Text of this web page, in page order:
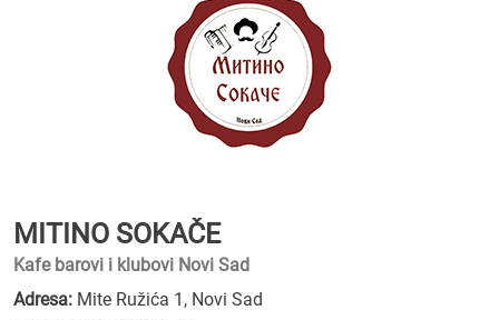
MITINO SOKAČE
Kafe barovi i klubovi Novi Sad
Adresa: Mite Ružića 1, Novi Sad